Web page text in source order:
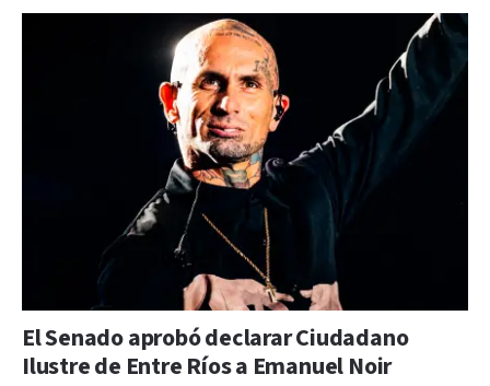
El Senado aprobó declarar Ciudadano
Ilustre de Entre Ríos a Emanuel Noir